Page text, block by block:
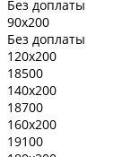
Без доплаты
90x200
Без доплаты
120x200
18500
140x200
18700
160x200
19100